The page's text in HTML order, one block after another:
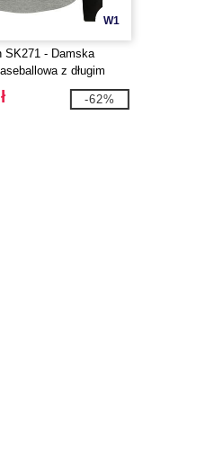
W1
SK271 - Damska
z długim
-62%